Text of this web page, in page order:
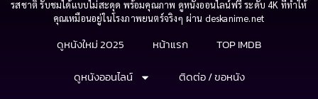
รสชาติ รับชมได้แบบไม่สะดุด พร้อมคุณภาพ ดูหนังออนไลน์ฟรี ระดับ 4K ที่ทำให้
คุณเหมือนอยู่ในโรงภาพยนตร์จริงๆ ผ่าน deskanime.net
ดูหนังใหม่ 2025 หน้าแรก
TOP IMDB
ดูหนังออนไลน์
ติดต่อ / ขอหนัง